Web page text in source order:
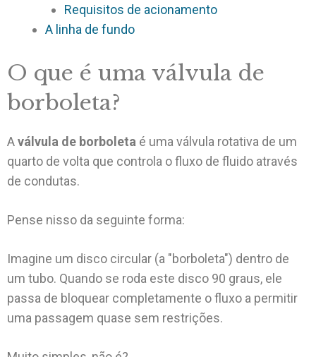
Requisitos de acionamento
A linha de fundo
O que é uma válvula de
borboleta?
Aválvula de borboleta é uma válvula rotativa de um
quarto de volta que controla o fluxo de fluido através
de condutas.
Pense nisso da seguinte forma:
Imagine um disco circular (a "borboleta") dentro de
um tubo. Quando se roda este disco 90 graus, ele
passa de bloquear completamente o fluxo a permitir
uma passagem quase sem restrições.